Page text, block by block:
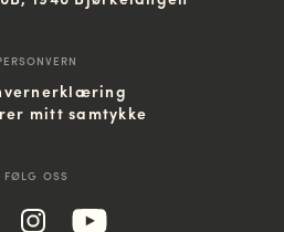
mitt samtykke
FØLG OSS